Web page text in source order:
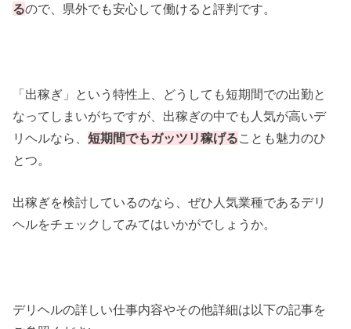
るので、県外でも安心して働けると評判です。
「出稼ぎ」という特性上、どうしても短期間での出勤と
なってしまいがちですが、出稼ぎの中でも人気が高いデ
リヘルなら、短期間でもガッツリ稼げることも魅力のひ
とつ。
出稼ぎを検討しているのなら、ぜひ人気業種であるデリ
ヘルをチェックしてみてはいかがでしょうか。
デリヘルの詳しい仕事内容やその他詳細は以下の記事を